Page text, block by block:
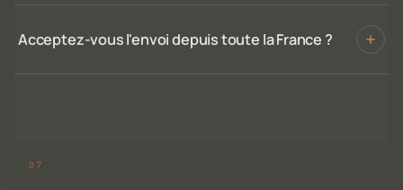
Acceptez-vous l'envoi depuis toute la France ?